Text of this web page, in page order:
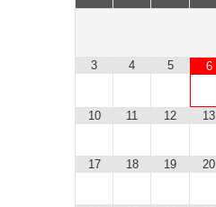
3 4 5 6
10 11 12 13
17 18 19 20